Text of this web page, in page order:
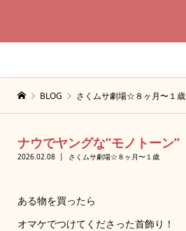
BLOG さくムサ劇場☆８ヶ月〜１歳
ナウでヤングな”モノトーン”
2026.02.08 さくムサ劇場☆８ヶ月〜１歳
ある物を買ったら
オマケでつけてくださった首飾り！